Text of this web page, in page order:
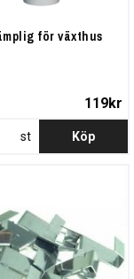
för växthus
119kr
st Köp